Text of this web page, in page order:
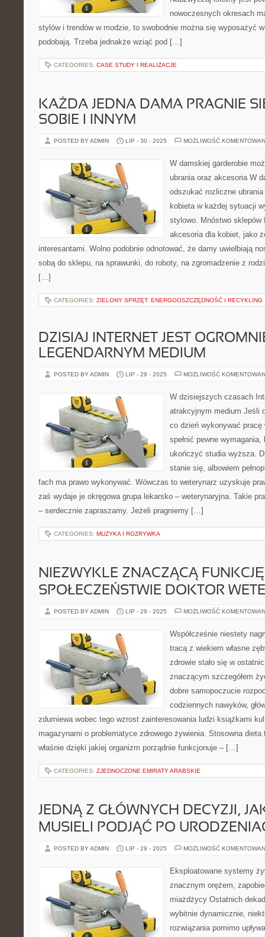
nowoczesnych okresach
stylów i trendów w modzie, to swobodnie można się wyposażyć
podobają. Trzeba jednakże wziąć pod […]
CATEGORIES: CASE STUDY I REALIZACJE
KAŻDA JEDNA DAMA PRAGNIE
SOBIE I INNYM
POSTED BY ADMIN LIP - 30 - 2025 MOŻLIWOŚĆ
W damskiej garderobie
ubrania oraz akcesoria W
odszukać rozliczne
kobieta w każdej sytuacji
stylowo. Mnóstwo sklepów
akcesoria dla kobiet, jako
interesantami. Wolno podobnie odnotować, że damy uwielbiają
sobą do sklepu, na sprawunki, do roboty, na zgromadzenie z
[…]
CATEGORIES: ZIELONY SPRZĘT: ENERGOOSZCZĘDNOŚĆ I RECYKLING
DZISIAJ INTERNET JEST
LEGENDARNYM MEDIUM
POSTED BY ADMIN LIP - 29 - 2025 MOŻLIWOŚĆ
W dzisiejszych czasach
atrakcyjnym medium Jeśli
co dzień wykonywać
spełnić pewne
ukończyć studia wyższa.
stanie się, albowiem
fach ma prawo wykonywać. Wówczas to weterynarz uzyskuje
zaś wydaje je okręgowa grupa lekarsko – weterynaryjna. Takie
– serdecznie zapraszamy. Jeżeli pragniemy […]
CATEGORIES: MUZYKA I ROZRYWKA
NIEZWYKLE ZNACZĄCĄ
SPOŁECZEŃSTWIE DOKTOR
POSTED BY ADMIN LIP - 29 - 2025 MOŻLIWOŚĆ
Współcześnie niestety
tracą z wiekiem własne
zdrowie stało się w
znaczącym szczegółem
dobre samopoczucie
codziennych nawyków,
zdumiewa wobec tego wzrost zainteresowania ludzi książkami
magazynami o problematyce zdrowego żywienia. Stosowna
właśnie dzięki jakiej organizm porządnie funkcjonuje – […]
CATEGORIES: ZJEDNOCZONE EMIRATY ARABSKIE
JEDNĄ Z GŁÓWNYCH DECYZJI,
MUSIELI PODJĄĆ PO
POSTED BY ADMIN LIP - 29 - 2025 MOŻLIWOŚĆ
Eksploatowane systemy
znacznym orężem,
miażdżycy Ostatnich
wybitnie dynamicznie,
rozwiązania pomimo